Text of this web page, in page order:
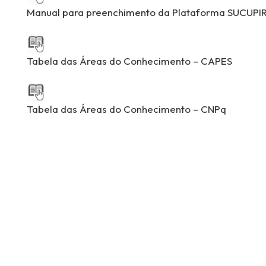
Manual para preenchimento da Plataforma
Tabela das Áreas do Conhecimento – CAPES
Tabela das Áreas do Conhecimento – CNPq